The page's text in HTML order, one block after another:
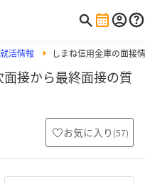
活情報 しまね信用金庫の面接
接から最終面接の質
お気に入り (57)